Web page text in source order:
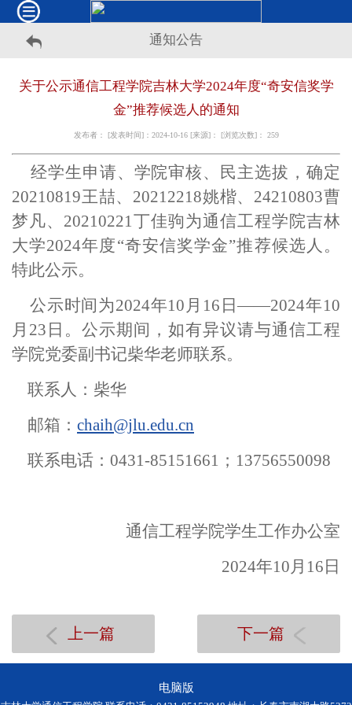
通知公告
关于公示通信工程学院吉林大学2024年度“奇安信奖学
金”推荐候选人的通知
发布者： [发表时间]：2024-10-16 [来源]： [浏览次数]： 259
经学生申请、学院审核、民主选拔，确定
20210819王喆、20212218姚楷、24210803曹
梦凡、20210221丁佳驹为通信工程学院吉林
大学2024年度“奇安信奖学金”推荐候选人。
特此公示。
公示时间为2024年10月16日——2024年10
月23日。公示期间，如有异议请与通信工程
学院党委副书记柴华老师联系。
联系人：柴华
邮箱： chaih@jlu.edu.cn
联系电话：0431-85151661；13756550098
通信工程学院学生工作办公室
2024年10月16日
上一篇 下一篇
电脑版